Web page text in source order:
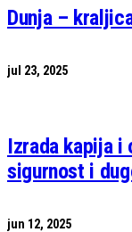
Dunja –
jul 23, 2025
Izrada kapija
sigurnost i
jun 12, 2025